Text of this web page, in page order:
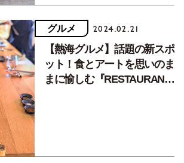
作り方【アンコール記事】
グルメ 2024.02.21
【熱海グルメ】話題の新スポ
ット！食とアートを思いのま
まに愉しむ『RESTAURANT